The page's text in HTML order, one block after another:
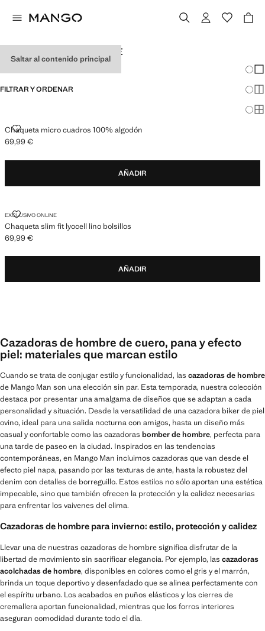
Saltar al contenido principal
CAZADORAS DE HOMBRE
FILTRAR Y ORDENAR
Chaqueta micro cuadros 100% algodón
CHAQUETA MICRO CUADROS 100% ALGODÓN
Precio actual [69,99 € ]
69,99 €
AÑADIR
EXCLUSIVO ONLINE
Chaqueta slim fit lyocell lino bolsillos
CHAQUETA SLIM FIT LYOCELL LINO BOLSILLOS
Precio actual [69,99 € ]
69,99 €
AÑADIR
Cazadoras de hombre de cuero, pana y efecto
piel: materiales que marcan estilo
Cuando se trata de conjugar estilo y funcionalidad, las cazadoras de hombre
de Mango Man son una elección sin par. Esta temporada, nuestra colección
destaca por presentar una amalgama de diseños que se adaptan a cada
personalidad y situación. Desde la versatilidad de una cazadora biker de piel
ovino, ideal para una salida nocturna con amigos, hasta un diseño más
casual y confortable como las cazadoras bomber de hombre, perfecta para
una tarde de paseo en la ciudad. Inspirados en las tendencias
contemporáneas, en Mango Man incluimos cazadoras que van desde el
efecto piel napa, pasando por las texturas de ante, hasta la robustez del
denim con detalles de borreguillo. Estos estilos no sólo aportan una estética
impecable, sino que también ofrecen la protección y la calidez necesarias
para enfrentar los vaivenes del clima.
Cazadoras de hombre para invierno: estilo, protección y calidez
Llevar una de nuestras cazadoras de hombre significa disfrutar de la
libertad de movimiento sin sacrificar elegancia. Por ejemplo, las cazadoras
acolchadas de hombre, disponibles en colores como el gris y el marrón,
brinda un toque deportivo y desenfadado que se alinea perfectamente con
el espíritu urbano. Los acabados en puños elásticos y los cierres de
cremallera aportan funcionalidad, mientras que los forros interiores
aseguran comodidad durante todo el día.